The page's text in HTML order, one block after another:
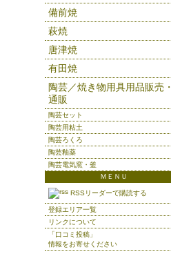
備前焼
萩焼
唐津焼
有田焼
陶芸／焼き物用具用品販売・
通販
陶芸セット
陶芸用粘土
陶芸ろくろ
陶芸釉薬
陶芸電気窯・釜
ＭＥＮＵ
RSSリーダーで購読する
登録エリア一覧
リンクについて
「口コミ投稿」
情報をお寄せください